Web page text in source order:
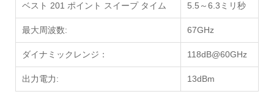
ベスト 201 ポイント スイープ タイム 5.5～6.3ミリ秒
最大周波数: 67GHz
ダイナミックレンジ： 118dB@60GHz
出力電力: 13dBm